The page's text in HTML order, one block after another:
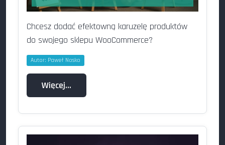
Chcesz dodać efektowną karuzelę produktów
do swojego sklepu WooCommerce?
Autor: Paweł Nosko
Więcej…